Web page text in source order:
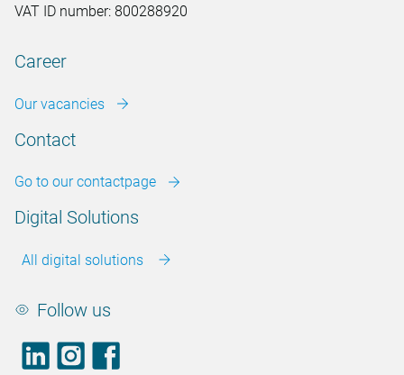
VAT ID number: 800288920
Career
Our vacancies
Contact
Go to our contactpage
Digital Solutions
All digital solutions
Follow us
LinkedInfooter.instagram